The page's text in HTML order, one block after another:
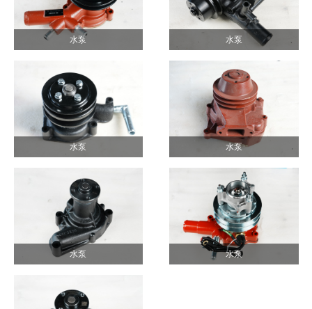
水泵 水泵
水泵 水泵
水泵 水泵